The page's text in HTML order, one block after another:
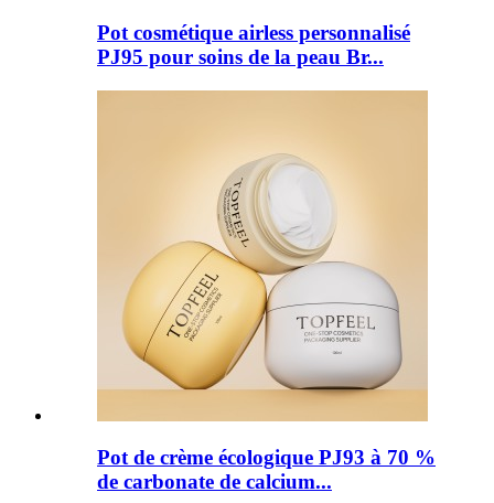
Pot cosmétique airless personnalisé
PJ95 pour soins de la peau Br...
Pot de crème écologique PJ93 à 70 %
de carbonate de calcium...